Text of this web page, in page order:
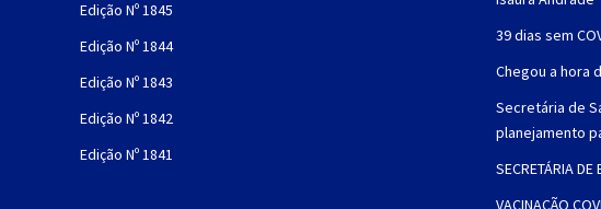
Edição Nº 1845
Edição Nº 1844
Edição Nº 1843
Edição Nº 1842
Edição Nº 1841
39 dias sem
Chegou a hora
Secretária de
planejamento
SECRETÁRIA
VACINAÇÃO